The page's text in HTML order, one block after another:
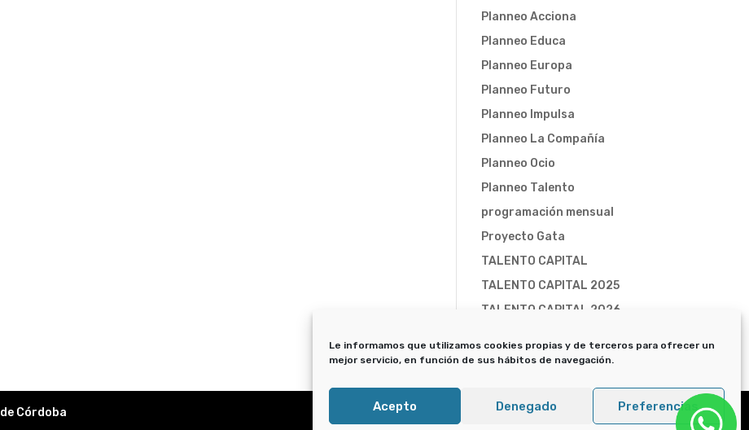
Le informamos que utilizamos cookies propias y de terceros para ofrecer un
mejor servicio, en función de sus hábitos de navegación.
Acepto Denegado Preferencias
Planneo Acciona
Planneo Educa
Planneo Europa
Planneo Futuro
Planneo Impulsa
Planneo La Compañía
Planneo Ocio
Planneo Talento
programación mensual
Proyecto Gata
TALENTO CAPITAL
TALENTO CAPITAL 2025
TALENTO CAPITAL 2026
Córdoba